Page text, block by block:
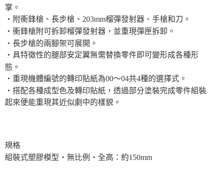
掌。
・附衝鋒槍、長步槍、203mm榴彈發射器、手槍和刀。
・衝鋒槍附可拆卸榴彈發射器，並重現彈匣拆卸。
・長步槍的兩腳架可展開。
・具特徵性的腿部安定翼無需替換零件即可變形成各種形
態。
・重現機體編號的轉印貼紙為00〜04共4種的選擇式。
・搭配各種成型色及轉印貼紙，透過部分塗裝完成零件組裝
起來便能重現其近似劇中的樣貌。
規格
組裝式塑膠模型・無比例・全高：約150mm